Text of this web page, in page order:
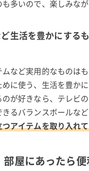
多いので、楽しみな
生活を豊かにする
など実用的なものはも
に使う、生活を豊か
が好きなら、テレビ
るバランスボールなど
アイテムを取り入れ
部屋にあったら